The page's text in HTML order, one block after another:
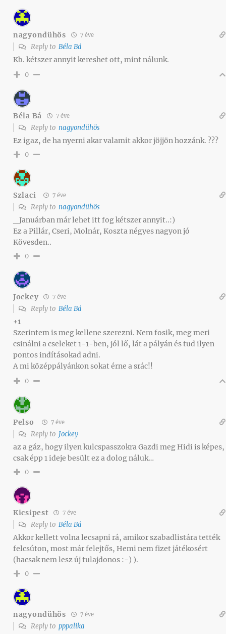
nagyondühös 7 éve
Reply to Béla Bá
Kb. kétszer annyit kereshet ott, mint nálunk.
0
Béla Bá 7 éve
Reply to nagyondühös
Ez igaz, de ha nyerni akar valamit akkor jöjjön hozzánk. ??️?
0
Szlaci 7 éve
Reply to nagyondühös
_Januárban már lehet itt fog kétszer annyit..:)
Ez a Pillár, Cseri, Molnár, Koszta négyes nagyon jó
Kövesden..
0
Jockey 7 éve
Reply to Béla Bá
+1
Szerintem is meg kellene szerezni. Nem fosik, meg meri
csinálni a cseleket 1-1-ben, jól lő, lát a pályán és tud ilyen
pontos indításokad adni.
A mi középpályánkon sokat érne a srác!!
0
Pelso 7 éve
Reply to Jockey
az a gáz, hogy ilyen kulcspasszokra Gazdi meg Hidi is képes,
csak épp 1 ideje besült ez a dolog náluk…
0
Kicsipest 7 éve
Reply to Béla Bá
Akkor kellett volna lecsapni rá, amikor szabadlistára tették
felcsúton, most már felejtős, Hemi nem fizet játékosért
(hacsak nem lesz új tulajdonos :-) ).
0
nagyondühös 7 éve
Reply to pppalika